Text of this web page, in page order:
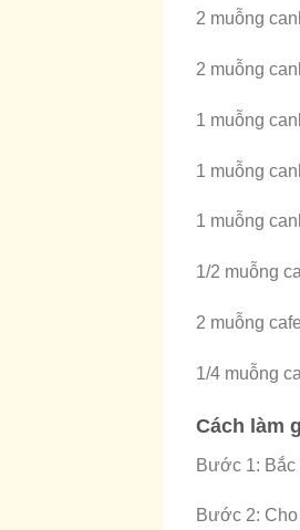
2 muỗng
2 muỗng
1 muỗng
1 muỗng
1 muỗng
1/2 muỗng
2 muỗng
1/4 muỗng
Cách làm
Bước 1: Bắc
Bước 2: